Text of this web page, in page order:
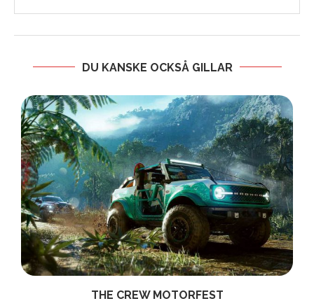
DU KANSKE OCKSÅ GILLAR
THE CREW MOTORFEST